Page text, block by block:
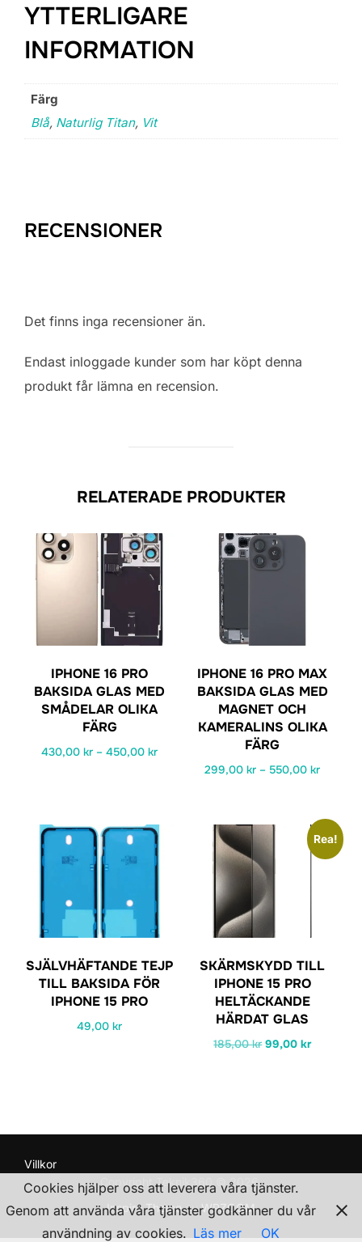
YTTERLIGARE
INFORMATION
Färg
Blå, Naturlig Titan, Vit
RECENSIONER
Det finns inga recensioner än.
Endast inloggade kunder som har köpt denna
produkt får lämna en recension.
RELATERADE PRODUKTER
IPHONE 16 PRO
BAKSIDA GLAS MED
SMÅDELAR OLIKA
FÄRG
430,00kr – 450,00krPrisintervall:
430,00 kr
produkten
har
flera
De
olika
alternativen
kan
väljas
på
IPHONE 16 PRO MAX
BAKSIDA GLAS MED
MAGNET OCH
KAMERALINS OLIKA
FÄRG
299,00kr – 550,00kr
550,00
produkten
har
varianter.
alternativen
kan
väljas
på
SJÄLVHÄFTANDE TEJP
TILL BAKSIDA FÖR
IPHONE 15 PRO
49,00kr
Rea!
SKÄRMSKYDD TILL
IPHONE 15 PRO
HELTÄCKANDE
HÄRDAT GLAS
185,00kr Det
99,00krDet
Villkor
Copyright Teknik360 © 2026
Inspiro ThemeavWPZOOM
Cookies hjälper oss att leverera våra tjänster.
Genom att använda våra tjänster godkänner du vår
användning av cookies. Läs mer OK